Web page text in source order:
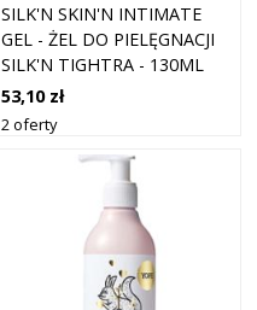
SILK'N SKIN'N INTIMATE
GEL - ŻEL DO PIELĘGNACJI
SILK'N TIGHTRA - 130ML
53,10 zł
2 oferty